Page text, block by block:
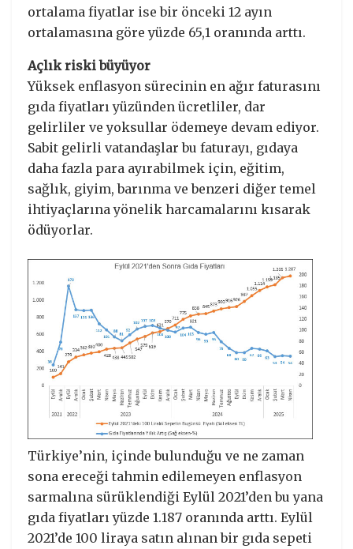
ortalama fiyatlar ise bir önceki 12 ayın
ortalamasına göre yüzde 65,1 oranında arttı.
Açlık riski büyüyor
Yüksek enflasyon sürecinin en ağır faturasını
gıda fiyatları yüzünden ücretliler, dar
gelirliler ve yoksullar ödemeye devam ediyor.
Sabit gelirli vatandaşlar bu faturayı, gıdaya
daha fazla para ayırabilmek için, eğitim,
sağlık, giyim, barınma ve benzeri diğer temel
ihtiyaçlarına yönelik harcamalarını kısarak
ödüyorlar.
Türkiye’nin, içinde bulunduğu ve ne zaman
sona ereceği tahmin edilemeyen enflasyon
sarmalına sürüklendiği Eylül 2021’den bu yana
gıda fiyatları yüzde 1.187 oranında arttı. Eylül
2021’de 100 liraya satın alınan bir gıda sepeti